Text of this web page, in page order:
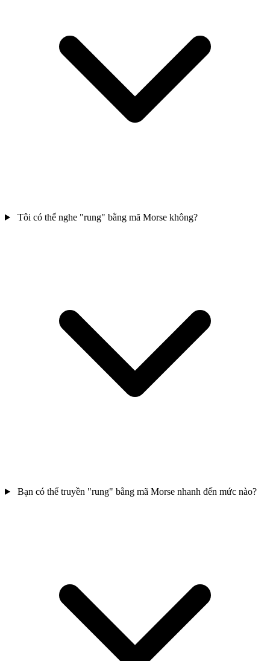
Tôi có thể nghe "rung" bằng mã Morse không?
Bạn có thể truyền "rung" bằng mã Morse nhanh đến mức nào?